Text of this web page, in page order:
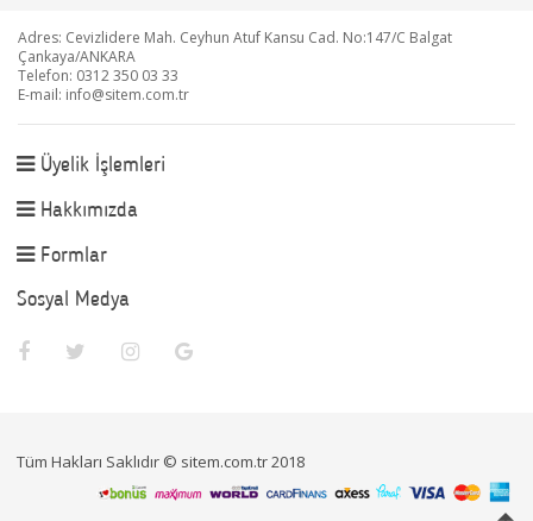
Adres: Cevizlidere Mah. Ceyhun Atuf Kansu Cad. No:147/C Balgat
Çankaya/ANKARA
Telefon: 0312 350 03 33
E-mail: info@sitem.com.tr
Üyelik İşlemleri
Hakkımızda
Formlar
Sosyal Medya
Tüm Hakları Saklıdır © sitem.com.tr 2018